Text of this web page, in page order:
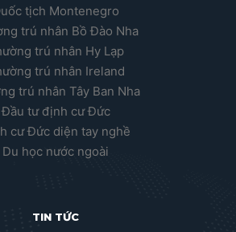
tịch Montenegro
trú nhân Bồ Đào Nha
trú nhân Hy Lạp
trú nhân Ireland
trú nhân Tây Ban Nha
Đầu tư định cư Đức
cư Đức diện tay nghề
Du học nước ngoài
TIN TỨC